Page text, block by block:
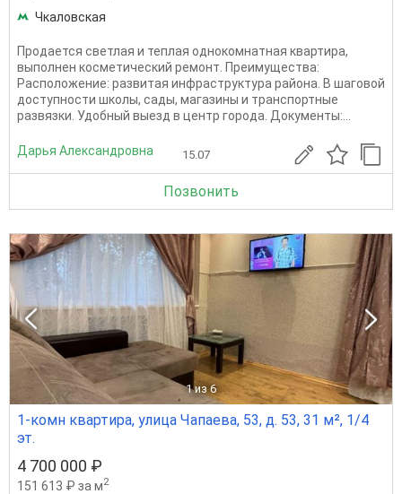
Чкаловская
Продается светлая и теплая однокомнатная квартира,
выполнен косметический ремонт. Преимущества:
Расположение: развитая инфраструктура района. В шаговой
доступности школы, сады, магазины и транспортные
развязки. Удобный выезд в центр города. Документы:...
Дарья Александровна 15.07
Позвонить
1 из 6
1-комн квартира, улица Чапаева, 53, д. 53, 31 м², 1/4
эт.
4 700 000 ₽
151 613 ₽ за м2